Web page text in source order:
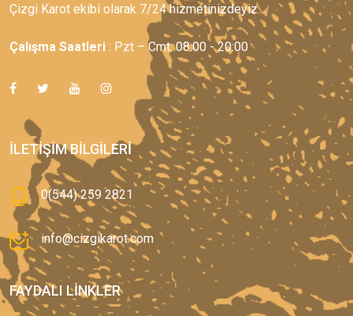
Çizgi Karot ekibi olarak 7/24 hizmetinizdeyiz.
Çalışma Saatleri : Pzt – Cmt: 08:00 - 20:00
İLETIŞIM BILGILERI
0(544) 259 2821
info@cizgikarot.com
FAYDALI LINKLER